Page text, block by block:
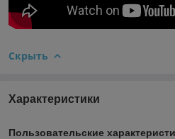
Скрыть
Характеристики
Пользовательские